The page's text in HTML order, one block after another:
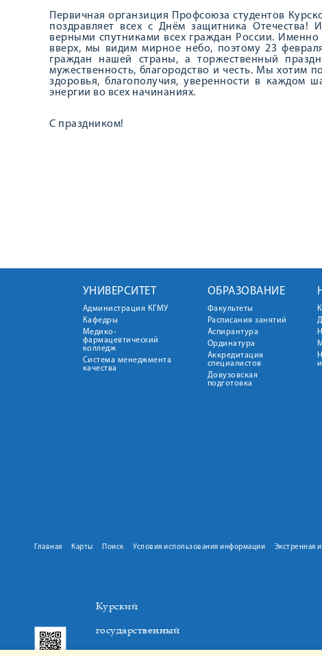
Первичная органзиция Профсоюза студентов
поздравляет всех с Днём защитника Отечества!
верными спутниками всех граждан России. Именно
вверх, мы видим мирное небо, поэтому 23
граждан нашей страны, а торжественный
мужественность, благородство и честь. Мы хотим
здоровья, благополучия, уверенности в каждом
энергии во всех начинаниях.
С праздником!
УНИВЕРСИТЕТ
Администрация КГМУ
Кафедры
Медико-
фармацевтический
колледж
Система менеджмента
качества
ОБРАЗОВАНИЕ
Факультеты
Расписания занятий
Аспирантура
Ординатура
Аккредитация
специалистов
Довузовская
подготовка
Главная Карты Поиск Условия использования информации Экстренная
Курский
государственный